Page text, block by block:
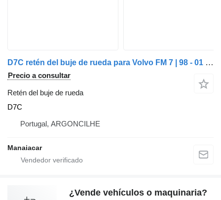
D7C retén del buje de rueda para Volvo FM 7 | 98 - 01 camión
Precio a consultar
Retén del buje de rueda
D7C
Portugal, ARGONCILHE
Manaiacar
¿Vende vehículos o maquinaria?